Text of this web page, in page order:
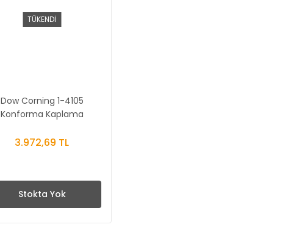
TÜKENDİ
Dow Corning 1-4105
Konforma Kaplama
3.972,69 TL
Stokta Yok